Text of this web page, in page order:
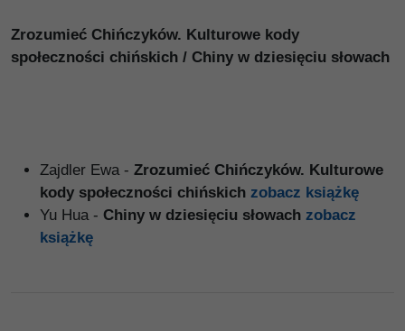
Zrozumieć Chińczyków. Kulturowe kody
społeczności chińskich / Chiny w dziesięciu słowach
Zajdler Ewa - Zrozumieć Chińczyków. Kulturowe
kody społeczności chińskich zobacz książkę
Yu Hua - Chiny w dziesięciu słowach zobacz
książkę